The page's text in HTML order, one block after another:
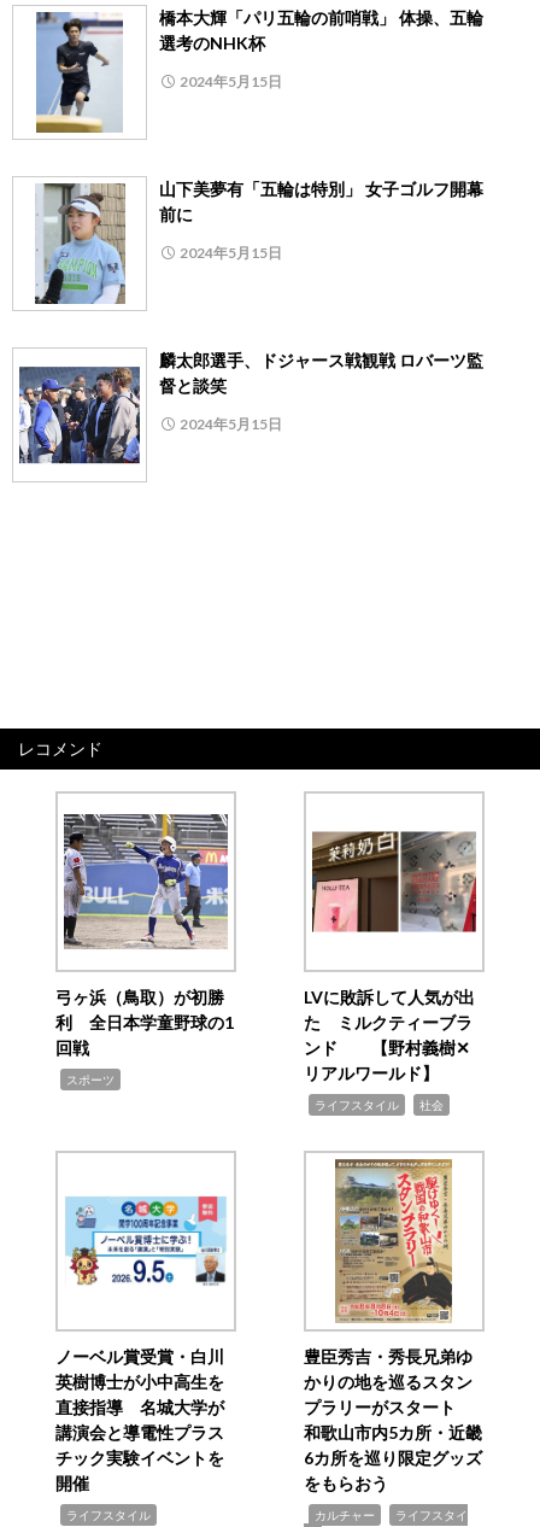
橋本大輝「パリ五輪の前哨戦」 体操、五輪
選考のNHK杯
2024年5月15日
山下美夢有「五輪は特別」 女子ゴルフ開幕
前に
2024年5月15日
麟太郎選手、ドジャース戦観戦 ロバーツ監
督と談笑
2024年5月15日
レコメンド
弓ヶ浜（鳥取）が初勝
利 全日本学童野球の1
回戦
スポーツ
LVに敗訴して人気が出
た ミルクティーブラ
ンド 【野村義樹✕
リアルワールド】
ライフスタイル 社会
ノーベル賞受賞・白川
英樹博士が小中高生を
直接指導 名城大学が
講演会と導電性プラス
チック実験イベントを
開催
ライフスタイル
豊臣秀吉・秀長兄弟ゆ
かりの地を巡るスタン
プラリーがスタート
和歌山市内5カ所・近畿
6カ所を巡り限定グッズ
をもらおう
カルチャー ライフスタイ